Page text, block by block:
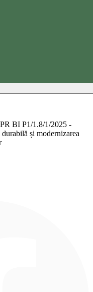
BI P1/1.8/1/2025 -
și modernizarea